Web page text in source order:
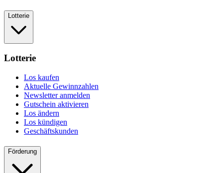
Lotterie
Lotterie
Los kaufen
Aktuelle Gewinnzahlen
Newsletter anmelden
Gutschein aktivieren
Los ändern
Los kündigen
Geschäftskunden
Förderung